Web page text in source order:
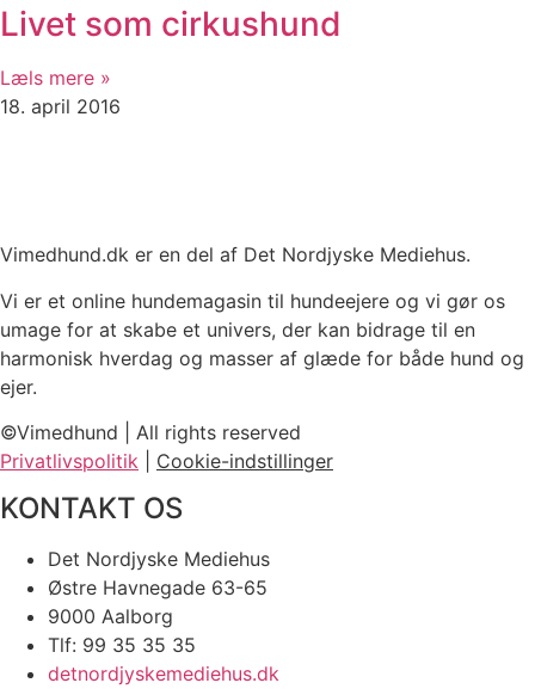
Livet som cirkushund
Læls mere »
18. april 2016
Vimedhund.dk er en del af Det Nordjyske Mediehus.
Vi er et online hundemagasin til hundeejere og vi gør os
umage for at skabe et univers, der kan bidrage til en
harmonisk hverdag og masser af glæde for både hund og
ejer.
©Vimedhund | All rights reserved
Privatlivspolitik
Cookie-indstillinger
KONTAKT OS
Det Nordjyske Mediehus
Østre Havnegade 63-65
9000 Aalborg
Tlf: 99 35 35 35
detnordjyskemediehus.dk